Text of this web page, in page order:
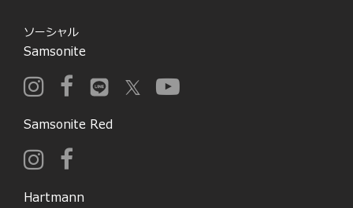
ソーシャル
Samsonite
Samsonite Red
Hartmann